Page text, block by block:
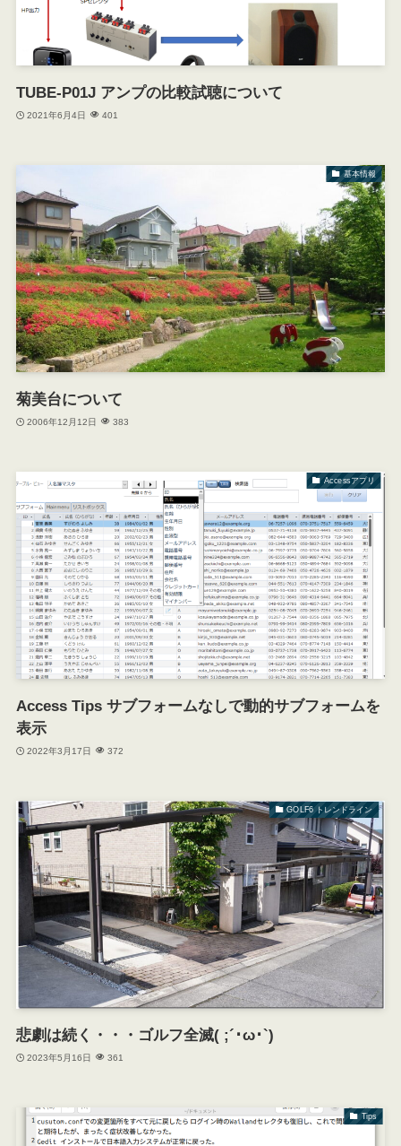
TUBE-P01J アンプの比較試聴について
2021年6月4日 401
基本情報
菊美台について
2006年12月12日 383
Accessアプリ
Access Tips サブフォームなしで動的サブフォームを
表示
2022年3月17日 372
GOLF6 トレンドライン
悲劇は続く・・・ゴルフ全滅( ;´･ω･`)
2023年5月16日 361
Tips